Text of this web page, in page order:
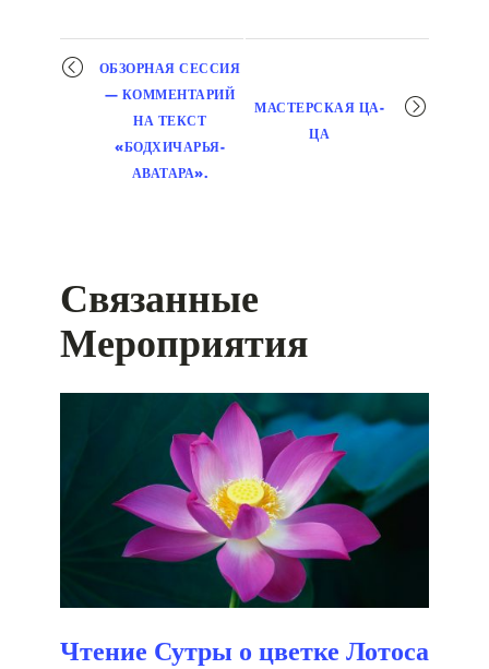
Мероприятие
навигация
ОБЗОРНАЯ СЕССИЯ
— КОММЕНТАРИЙ
НА ТЕКСТ
«БОДХИЧАРЬЯ-
АВАТАРА».
МАСТЕРСКАЯ ЦА-
ЦА
Связанные
Мероприятия
Чтение Сутры о цветке Лотоса